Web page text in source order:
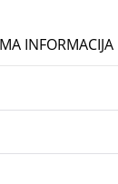
INFORMACIJA